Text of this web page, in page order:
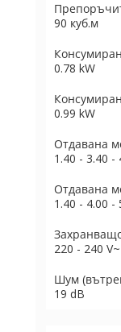
90 куб.м
0.78 kW
0.99 kW
Отдавана
1.40 - 3.40 -
Отдавана
1.40 - 4.00 -
220 - 240
Шум
19 dB